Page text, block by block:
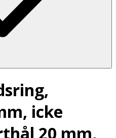
icke
20 mm,